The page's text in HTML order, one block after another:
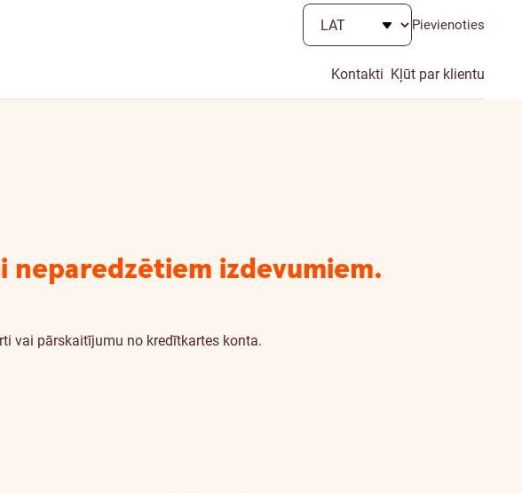
Pievienoties
Kontakti Kļūt par klientu
neparedzētiem izdevumiem.
vai pārskaitījumu no kredītkartes konta.